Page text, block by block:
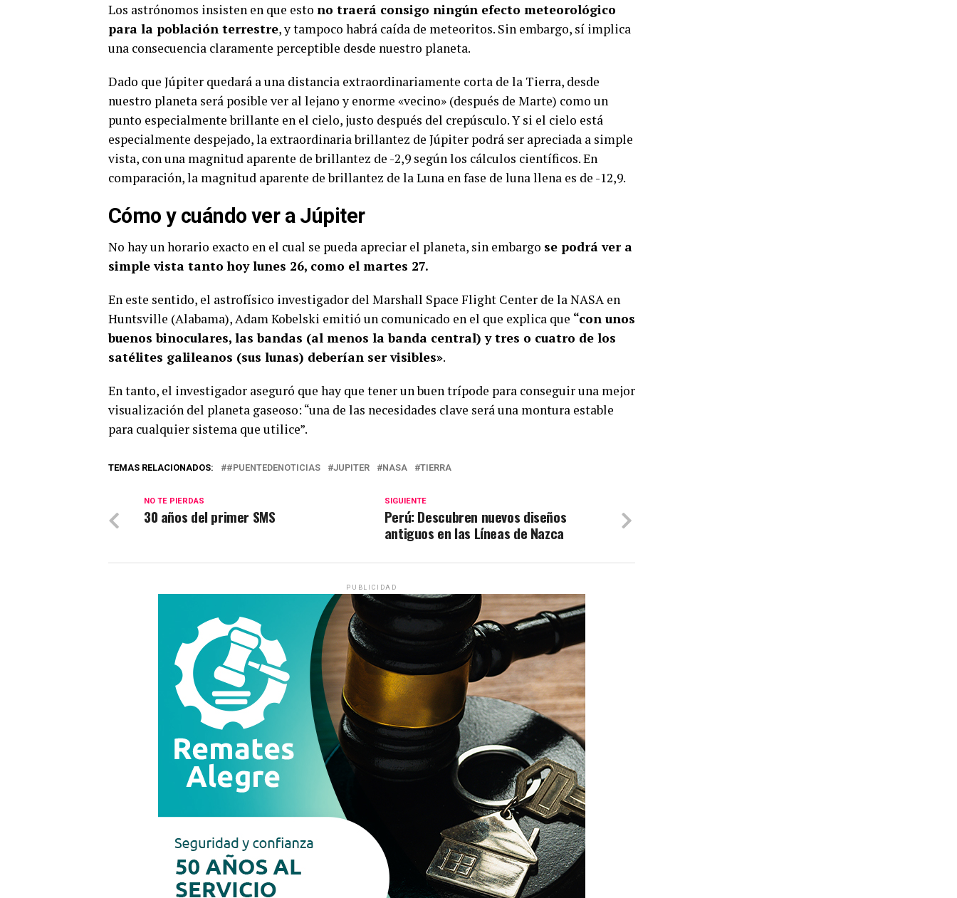
Los astrónomos insisten en que esto no traerá consigo ningún efecto meteorológico
para la población terrestre, y tampoco habrá caída de meteoritos. Sin embargo, sí implica
una consecuencia claramente perceptible desde nuestro planeta.
Dado que Júpiter quedará a una distancia extraordinariamente corta de la Tierra, desde
nuestro planeta será posible ver al lejano y enorme «vecino» (después de Marte) como un
punto especialmente brillante en el cielo, justo después del crepúsculo. Y si el cielo está
especialmente despejado, la extraordinaria brillantez de Júpiter podrá ser apreciada a simple
vista, con una magnitud aparente de brillantez de -2,9 según los cálculos científicos. En
comparación, la magnitud aparente de brillantez de la Luna en fase de luna llena es de -12,9.
Cómo y cuándo ver a Júpiter
No hay un horario exacto en el cual se pueda apreciar el planeta, sin embargo se podrá ver a
simple vista tanto hoy lunes 26, como el martes 27.
En este sentido, el astrofísico investigador del Marshall Space Flight Center de la NASA en
Huntsville (Alabama), Adam Kobelski emitió un comunicado en el que explica que “con unos
buenos binoculares, las bandas (al menos la banda central) y tres o cuatro de los
satélites galileanos (sus lunas) deberían ser visibles».
En tanto, el investigador aseguró que hay que tener un buen trípode para conseguir una mejor
visualización del planeta gaseoso: “una de las necesidades clave será una montura estable
para cualquier sistema que utilice”.
TEMAS RELACIONADOS: #PUENTEDENOTICIAS JUPITER NASA TIERRA
SIGUIENTE
Perú: Descubren nuevos diseños
antiguos en las Líneas de Nazca
NO TE PIERDAS
30 años del primer SMS
PUBLICIDAD